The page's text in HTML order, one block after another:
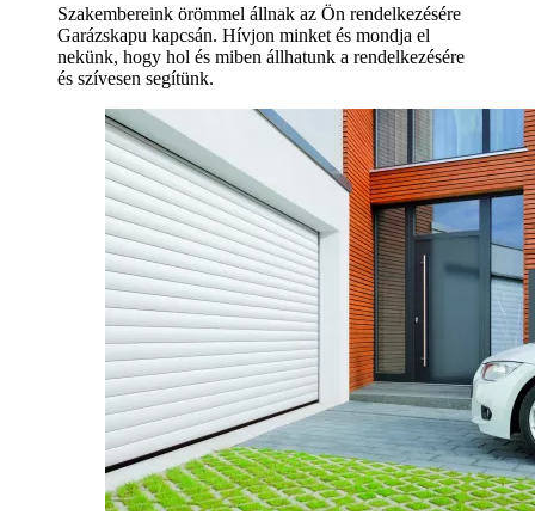
Szakembereink örömmel állnak az Ön rendelkezésére
Garázskapu kapcsán. Hívjon minket és mondja el
nekünk, hogy hol és miben állhatunk a rendelkezésére
és szívesen segítünk.